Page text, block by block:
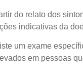
do relato dos
indicativas da
um exame
em pessoas